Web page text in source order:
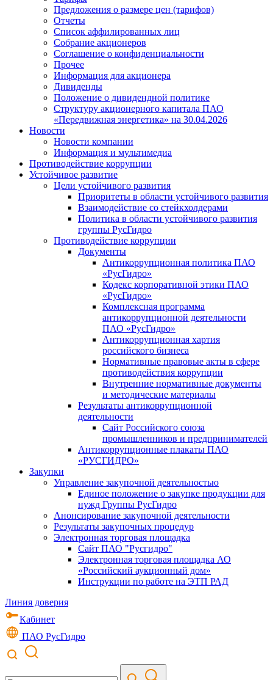
Предложения о размере цен (тарифов)
Отчеты
Список аффилированных лиц
Собрание акционеров
Соглашение о конфиденциальности
Прочее
Информация для акционера
Дивиденды
Положение о дивидендной политике
Структуру акционерного капитала ПАО
«Передвижная энергетика» на 30.04.2026
Новости
Новости компании
Информация и мультимедиа
Противодействие коррупции
Устойчивое развитие
Цели устойчивого развития
Приоритеты в области устойчивого развития
Взаимодействие со стейкхолдерами
Политика в области устойчивого развития
группы РусГидро
Противодействие коррупции
Документы
Антикоррупционная политика ПАО
«РусГидро»
Кодекс корпоративной этики ПАО
«РусГидро»
Комплексная программа
антикоррупционной деятельности
ПАО «РусГидро»
Антикоррупционная хартия
российского бизнеса
Нормативные правовые акты в сфере
противодействия коррупции
Внутренние нормативные документы
и методические материалы
Результаты антикоррупционной
деятельности
Сайт Российского союза
промышленников и предпринимателей
Антикоррупционные плакаты ПАО
«РУСГИДРО»
Закупки
Управление закупочной деятельностью
Единое положение о закупке продукции для
нужд Группы РусГидро
Анонсирование закупочной деятельности
Результаты закупочных процедур
Электронная торговая площадка
Сайт ПАО "Русгидро"
Электронная торговая площадка АО
«Российский аукционный дом»
Инструкции по работе на ЭТП РАД
Линия доверия
Кабинет
ПАО РусГидро